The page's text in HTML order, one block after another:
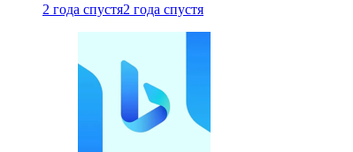
2 года спустя2 года спустя